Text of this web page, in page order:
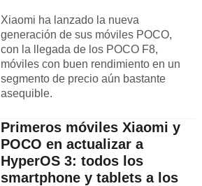
Xiaomi ha lanzado la nueva
generación de sus móviles POCO,
con la llegada de los POCO F8,
móviles con buen rendimiento en un
segmento de precio aún bastante
asequible.
Primeros móviles Xiaomi y
POCO en actualizar a
HyperOS 3: todos los
smartphone y tablets a los